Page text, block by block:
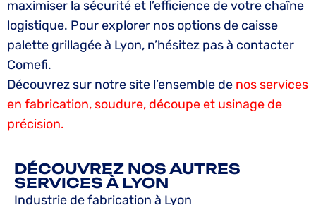
maximiser la sécurité et l’efficience de votre chaîne
logistique. Pour explorer nos options de caisse
palette grillagée à Lyon, n’hésitez pas à contacter
Comefi.
Découvrez sur notre site l’ensemble de nos services
en fabrication, soudure, découpe et usinage de
précision.
DÉCOUVREZ NOS AUTRES
SERVICES À LYON
Industrie de fabrication à Lyon